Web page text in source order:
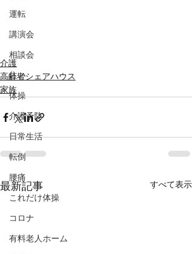
運転
講演会
相談会
住い
体操
介護予防
日常生活
転倒
腰痛
これだけ体操
コロナ
有料老人ホーム
介護
高齢者シェアハウス
家族
最新記事 すべて表示